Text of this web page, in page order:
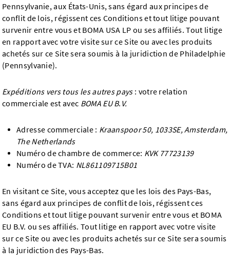
Pennsylvanie, aux États-Unis, sans égard aux principes de
conflit de lois, régissent ces Conditions et tout litige pouvant
survenir entre vous et BOMA USA LP ou ses affiliés. Tout litige
en rapport avec votre visite sur ce Site ou avec les produits
achetés sur ce Site sera soumis à la juridiction de Philadelphie
(Pennsylvanie).
Expéditions vers tous les autres pays: votre relation
commerciale est avec BOMA EU B. V.
Adresse commerciale : Kraanspoor 50, 1033SE, Amsterdam,
The Netherlands
Numéro de chambre de commerce: KVK 77723139
Numéro de TVA: NL861109715B01
En visitant ce Site, vous acceptez que les lois des Pays-Bas,
sans égard aux principes de conflit de lois, régissent ces
Conditions et tout litige pouvant survenir entre vous et BOMA
EU B.V. ou ses affiliés. Tout litige en rapport avec votre visite
sur ce Site ou avec les produits achetés sur ce Site sera soumis
à la juridiction des Pays-Bas.